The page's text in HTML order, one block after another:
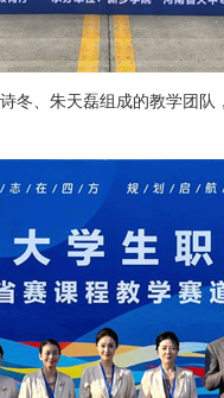
、朱天磊组成的教学团队